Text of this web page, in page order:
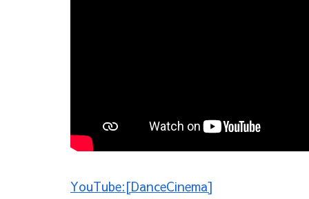
YouTube:[DanceCinema]